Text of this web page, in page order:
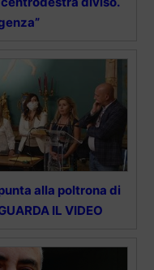
alla poltrona di
IL VIDEO